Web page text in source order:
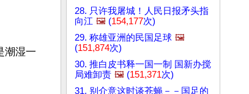
潮湿一
28. 只许我屠城！人民日报矛头指
向江 🖼️ (154,177次)
29. 称雄亚洲的民国足球 🖼️
(151,874次)
30. 推白皮书释一国一制 国新办搅
局难卸责 🖼️ (151,371次)
31. 别介意这时谈苍蝇－－国足的